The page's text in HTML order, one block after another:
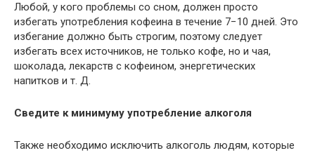
Любой, у кого проблемы со сном, должен просто
избегать употребления кофеина в течение 7−10 дней. Это
избегание должно быть строгим, поэтому следует
избегать всех источников, не только кофе, но и чая,
шоколада, лекарств с кофеином, энергетических
напитков и т. Д.
Сведите к минимуму употребление алкоголя
Также необходимо исключить алкоголь людям, которые